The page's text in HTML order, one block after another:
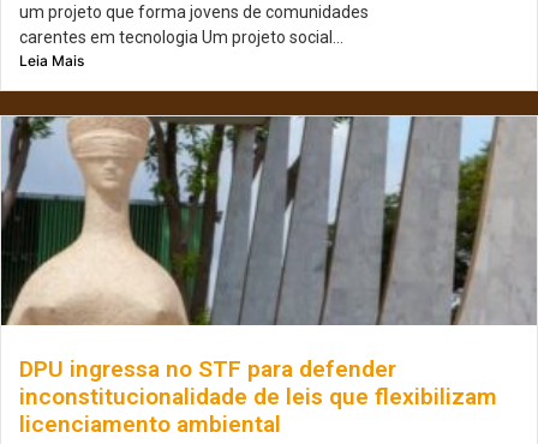
um projeto que forma jovens de comunidades
carentes em tecnologia Um projeto social...
Leia Mais
DPU ingressa no STF para defender
inconstitucionalidade de leis que flexibilizam
licenciamento ambiental